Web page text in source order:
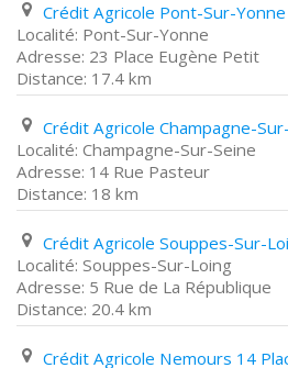
Pont-Sur-Yonne
23 Place Eugène Petit
17.4 km
Champagne-Sur-Seine
14 Rue Pasteur
18 km
Souppes-Sur-Loing
5 Rue de La République
20.4 km